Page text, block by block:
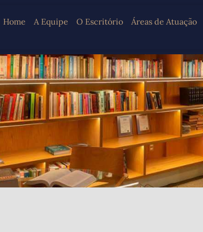
Home A Equipe O Escritório Áreas de Atuação